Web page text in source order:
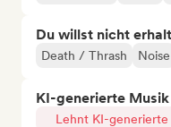
Du willst nicht
Death / Thrash Noise
KI-generierte Musik
Lehnt KI-generierte